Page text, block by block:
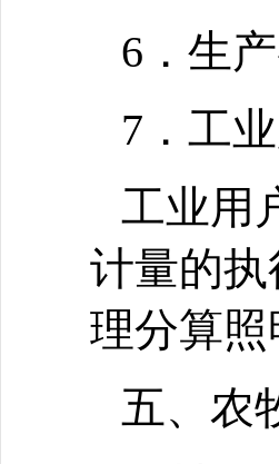
6．生
7．工
工业用
计量的
理分算照
五、农